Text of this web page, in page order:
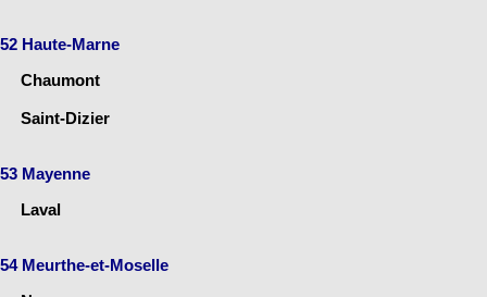
52 Haute-Marne
Chaumont
Saint-Dizier
53 Mayenne
Laval
54 Meurthe-et-Moselle